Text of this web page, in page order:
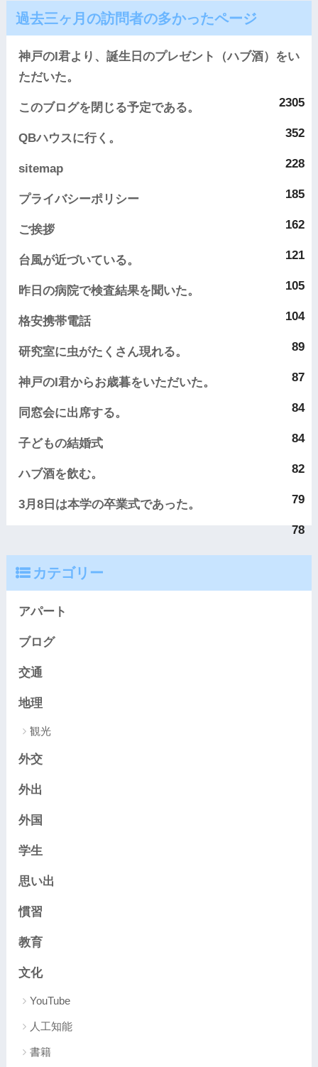
過去三ヶ月の訪問者の多かったページ
神戸のI君より、誕生日のプレゼント（ハブ酒）をい
ただいた。
2305
このブログを閉じる予定である。
352
QBハウスに行く。
228
sitemap
185
プライバシーポリシー
162
ご挨拶
121
台風が近づいている。
105
昨日の病院で検査結果を聞いた。
104
格安携帯電話
89
研究室に虫がたくさん現れる。
87
神戸のI君からお歳暮をいただいた。
84
同窓会に出席する。
84
子どもの結婚式
82
ハブ酒を飲む。
79
3月8日は本学の卒業式であった。
78
カテゴリー
アパート
ブログ
交通
地理
観光
外交
外出
外国
学生
思い出
慣習
教育
文化
YouTube
人工知能
書籍